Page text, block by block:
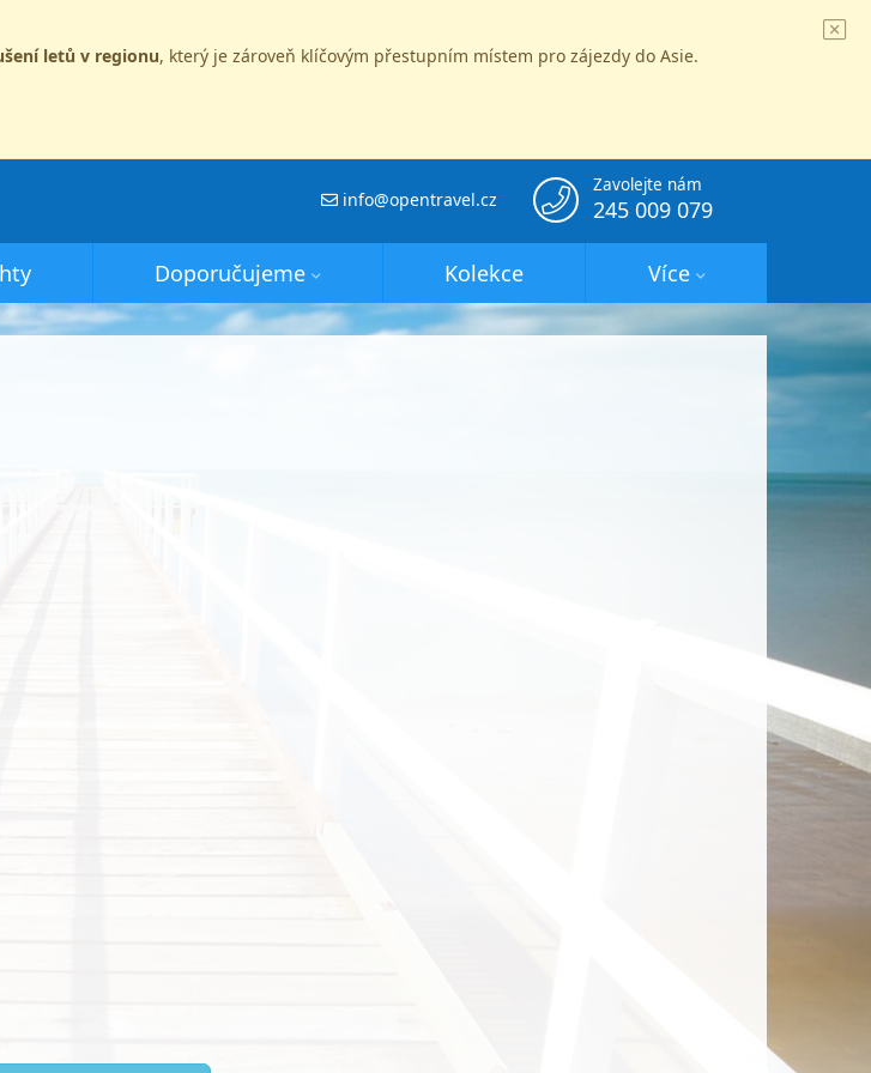
letů v regionu, který je zároveň klíčovým přestupním místem pro zájezdy do Asie.
Zavolejte nám
245 009 079
info@opentravel.cz
Doporučujeme Kolekce Více